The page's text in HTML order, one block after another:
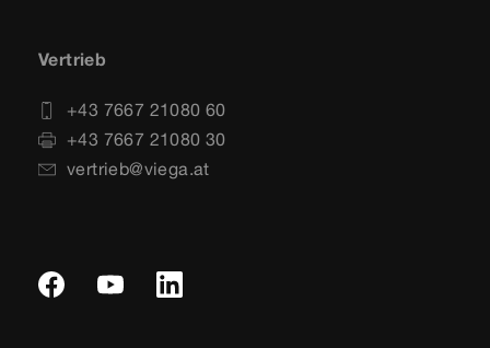
Vertrieb
+43 7667 21080 60
+43 7667 21080 30
vertrieb@viega.at